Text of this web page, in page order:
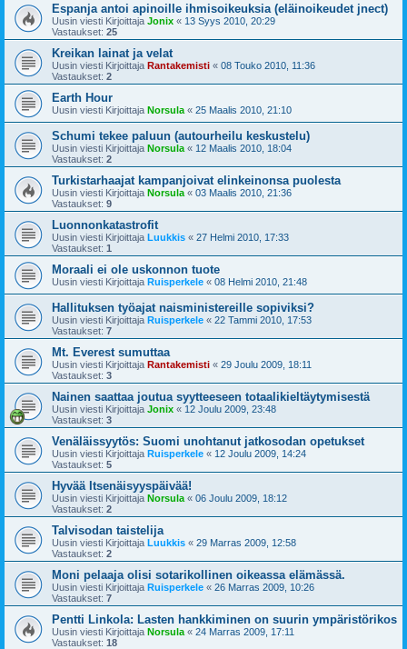
Espanja antoi apinoille ihmisoikeuksia (eläinoikeudet jnect)
Uusin viesti Kirjoittaja Jonix « 13 Syys 2010, 20:29
Vastaukset: 25
Kreikan lainat ja velat
Uusin viesti Kirjoittaja Rantakemisti « 08 Touko 2010, 11:36
Vastaukset: 2
Earth Hour
Uusin viesti Kirjoittaja Norsula « 25 Maalis 2010, 21:10
Schumi tekee paluun (autourheilu keskustelu)
Uusin viesti Kirjoittaja Norsula « 12 Maalis 2010, 18:04
Vastaukset: 2
Turkistarhaajat kampanjoivat elinkeinonsa puolesta
Uusin viesti Kirjoittaja Norsula « 03 Maalis 2010, 21:36
Vastaukset: 9
Luonnonkatastrofit
Uusin viesti Kirjoittaja Luukkis « 27 Helmi 2010, 17:33
Vastaukset: 1
Moraali ei ole uskonnon tuote
Uusin viesti Kirjoittaja Ruisperkele « 08 Helmi 2010, 21:48
Hallituksen työajat naisministereille sopiviksi?
Uusin viesti Kirjoittaja Ruisperkele « 22 Tammi 2010, 17:53
Vastaukset: 7
Mt. Everest sumuttaa
Uusin viesti Kirjoittaja Rantakemisti « 29 Joulu 2009, 18:11
Vastaukset: 3
Nainen saattaa joutua syytteeseen totaalikieltäytymisestä
Uusin viesti Kirjoittaja Jonix « 12 Joulu 2009, 23:48
Vastaukset: 3
Venäläissyytös: Suomi unohtanut jatkosodan opetukset
Uusin viesti Kirjoittaja Ruisperkele « 12 Joulu 2009, 14:24
Vastaukset: 5
Hyvää Itsenäisyyspäivää!
Uusin viesti Kirjoittaja Norsula « 06 Joulu 2009, 18:12
Vastaukset: 2
Talvisodan taistelija
Uusin viesti Kirjoittaja Luukkis « 29 Marras 2009, 12:58
Vastaukset: 2
Moni pelaaja olisi sotarikollinen oikeassa elämässä.
Uusin viesti Kirjoittaja Ruisperkele « 26 Marras 2009, 10:26
Vastaukset: 7
Pentti Linkola: Lasten hankkiminen on suurin ympäristörikos
Uusin viesti Kirjoittaja Norsula « 24 Marras 2009, 17:11
Vastaukset: 18